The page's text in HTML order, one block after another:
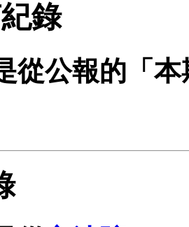
錄
從公報的「